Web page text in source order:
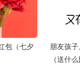
么礼物好
高考送
一次给